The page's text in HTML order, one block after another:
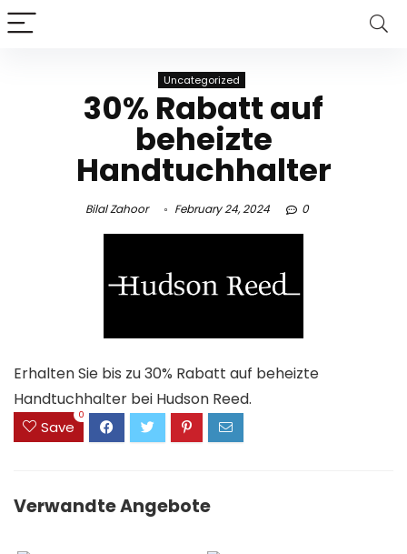
Uncategorized
30% Rabatt auf
beheizte
Handtuchhalter
Bilal Zahoor February 24, 2024 0
Erhalten Sie bis zu 30% Rabatt auf beheizte
Handtuchhalter bei Hudson Reed.
Save
0
Verwandte Angebote